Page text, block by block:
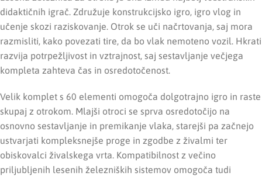
didaktičnih igrač. Združuje konstrukcijsko igro, igro vlog in
učenje skozi raziskovanje. Otrok se uči načrtovanja, saj mora
razmisliti, kako povezati tire, da bo vlak nemoteno vozil. Hkrati
razvija potrpežljivost in vztrajnost, saj sestavljanje večjega
kompleta zahteva čas in osredotočenost.
Velik komplet s 60 elementi omogoča dolgotrajno igro in raste
skupaj z otrokom. Mlajši otroci se sprva osredotočijo na
osnovno sestavljanje in premikanje vlaka, starejši pa začnejo
ustvarjati kompleksnejše proge in zgodbe z živalmi ter
obiskovalci živalskega vrta. Kompatibilnost z večino
priljubljenih lesenih železniških sistemov omogoča tudi